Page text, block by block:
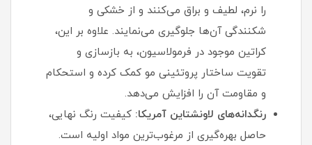
را نرم، لطیف و براق می‌کنند و از خشکی و
شکنندگی آن‌ها جلوگیری می‌نمایند. علاوه بر این،
کراتین موجود در فرمولاسیون، به بازسازی و
تقویت ساختار پروتئینی مو کمک کرده و استحکام
و مقاومت آن را افزایش می‌دهد.
رنگدانه‌های لاونشتاین آمریکا: کیفیت رنگ نهایی،
حاصل بهره‌گیری از مرغوب‌ترین مواد اولیه است.